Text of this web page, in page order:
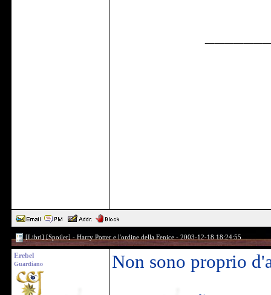
[Libri] [Spoiler] - Harry Potter e l'ordine della Fenice - 2003-12-18 18:24:55
Erebel
Guardiano Non sono proprio